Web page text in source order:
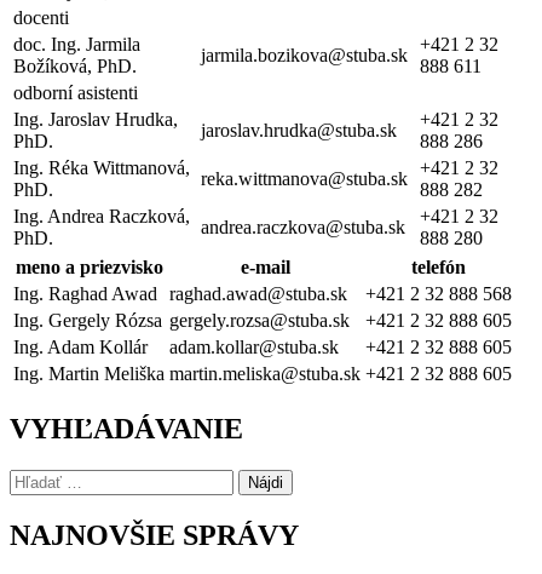
docenti
doc. Ing. Jarmila
Božíková, PhD.
jarmila.bozikova@stuba.sk
+421 2 32
888 611
odborní asistenti
Ing. Jaroslav Hrudka,
PhD.
jaroslav.hrudka@stuba.sk
+421 2 32
888 286
Ing. Réka Wittmanová,
PhD.
reka.wittmanova@stuba.sk
+421 2 32
888 282
Ing. Andrea Raczková,
PhD.
andrea.raczkova@stuba.sk
+421 2 32
888 280
meno a priezvisko
e-mail
telefón
Ing. Raghad Awad
raghad.awad@stuba.sk
+421 2 32 888 568
Ing. Gergely Rózsa gergely.rozsa@stuba.sk
+421 2 32 888 605
Ing. Adam Kollár
adam.kollar@stuba.sk
+421 2 32 888 605
Ing. Martin Meliška martin.meliska@stuba.sk +421 2 32 888 605
VYHĽADÁVANIE
Hľadať:
NAJNOVŠIE SPRÁVY